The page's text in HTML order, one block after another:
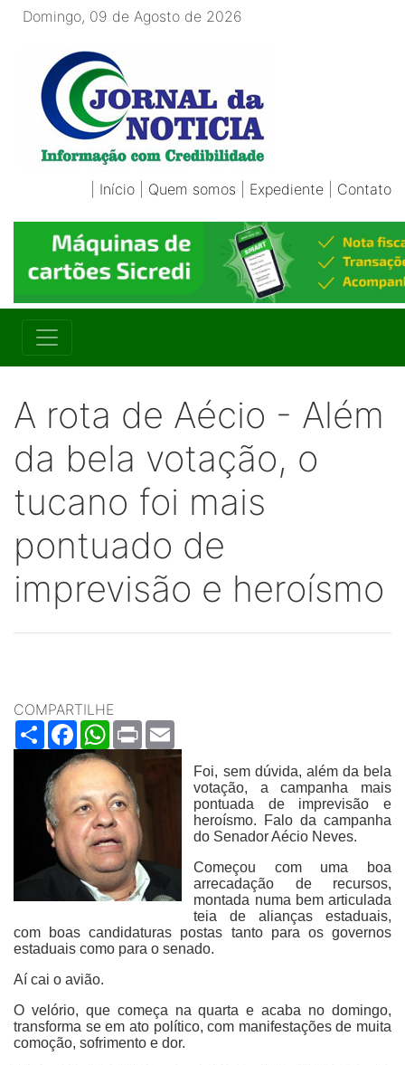
Domingo, 09 de Agosto de 2026
Início Quem somos Expediente Contato
A rota de Aécio - Além
da bela votação, o
tucano foi mais
pontuado de
imprevisão e heroísmo
COMPARTILHE
ShareFacebookWhatsApp
Print
Foi, sem dúvida, além da bela
votação, a campanha mais
pontuada de imprevisão e
heroísmo. Falo da campanha
do Senador Aécio Neves.
Começou com uma boa
arrecadação de recursos,
montada numa bem articulada
teia de alianças estaduais,
com boas candidaturas postas tanto para os governos
estaduais como para o senado.
Aí cai o avião.
O velório, que começa na quarta e acaba no domingo,
transforma se em ato político, com manifestações de muita
comoção, sofrimento e dor.